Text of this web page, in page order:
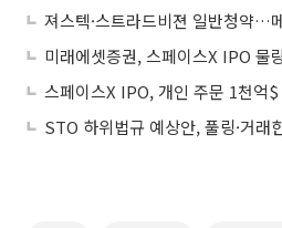
져스텍·스트라드비젼 일반청약…